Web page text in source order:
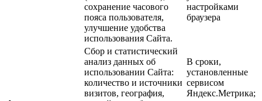
сохранение часового
пояса пользователя,
улучшение удобства
использования Сайта.
настройками
браузера
Сбор и статистический
анализ данных об
использовании Сайта:
количество и источники
визитов, география,
В сроки,
установленные
сервисом
Яндекс.Метрика;